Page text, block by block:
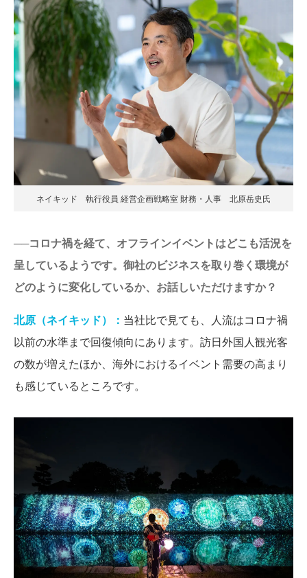
ネイキッド 執行役員 経営企画戦略室 財務・人事 北原岳史氏
──コロナ禍を経て、オフラインイベントはどこも活況を
呈しているようです。御社のビジネスを取り巻く環境が
どのように変化しているか、お話しいただけますか？
北原（ネイキッド）： 当社比で見ても、人流はコロナ禍
以前の水準まで回復傾向にあります。訪日外国人観光客
の数が増えたほか、海外におけるイベント需要の高まり
も感じているところです。